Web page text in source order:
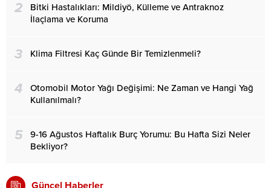
2
Bitki Hastalıkları: Mildiyö, Külleme ve Antraknoz
İlaçlama ve Koruma
3 Klima Filtresi Kaç Günde Bir Temizlenmeli?
4
Otomobil Motor Yağı Değişimi: Ne Zaman ve Hangi Yağ
Kullanılmalı?
5
9-16 Ağustos Haftalık Burç Yorumu: Bu Hafta Sizi Neler
Bekliyor?
Güncel Haberler